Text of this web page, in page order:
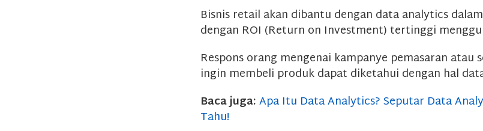
Bisnis retail akan dibantu dengan data analytics
dengan ROI (Return on Investment) tertinggi
Respons orang mengenai kampanye pemasaran atau
ingin membeli produk dapat diketahui dengan hal
Baca juga:Apa Itu Data Analytics? Seputar Data
Tahu!